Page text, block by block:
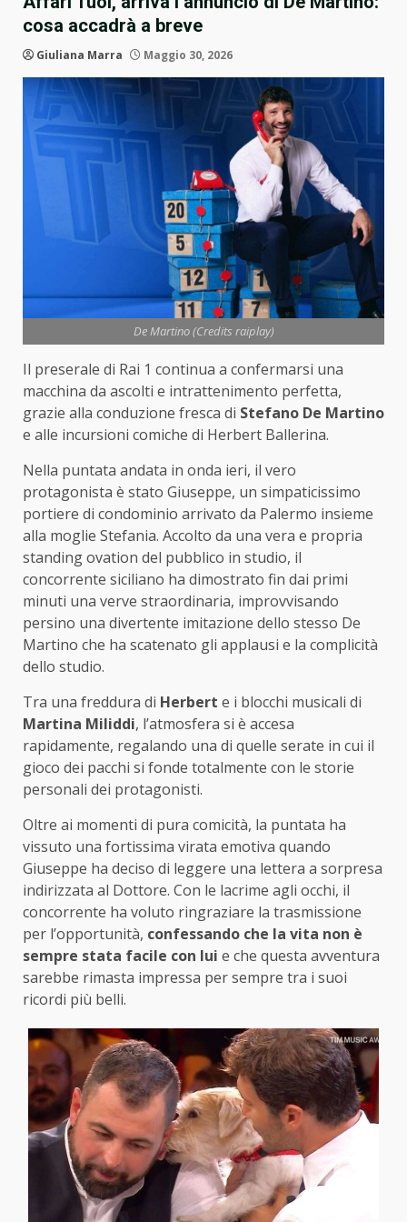
cosa accadrà a breve
Giuliana Marra Maggio 30, 2026
De Martino (Credits raiplay)
Il preserale di Rai 1 continua a confermarsi una
macchina da ascolti e intrattenimento perfetta,
grazie alla conduzione fresca di Stefano De Martino
e alle incursioni comiche di Herbert Ballerina.
Nella puntata andata in onda ieri, il vero
protagonista è stato Giuseppe, un simpaticissimo
portiere di condominio arrivato da Palermo insieme
alla moglie Stefania. Accolto da una vera e propria
standing ovation del pubblico in studio, il
concorrente siciliano ha dimostrato fin dai primi
minuti una verve straordinaria, improvvisando
persino una divertente imitazione dello stesso De
Martino che ha scatenato gli applausi e la complicità
dello studio.
Tra una freddura di Herbert e i blocchi musicali di
Martina Miliddi, l’atmosfera si è accesa
rapidamente, regalando una di quelle serate in cui il
gioco dei pacchi si fonde totalmente con le storie
personali dei protagonisti.
Oltre ai momenti di pura comicità, la puntata ha
vissuto una fortissima virata emotiva quando
Giuseppe ha deciso di leggere una lettera a sorpresa
indirizzata al Dottore. Con le lacrime agli occhi, il
concorrente ha voluto ringraziare la trasmissione
per l’opportunità, confessando che la vita non è
sempre stata facile con lui e che questa avventura
sarebbe rimasta impressa per sempre tra i suoi
ricordi più belli.